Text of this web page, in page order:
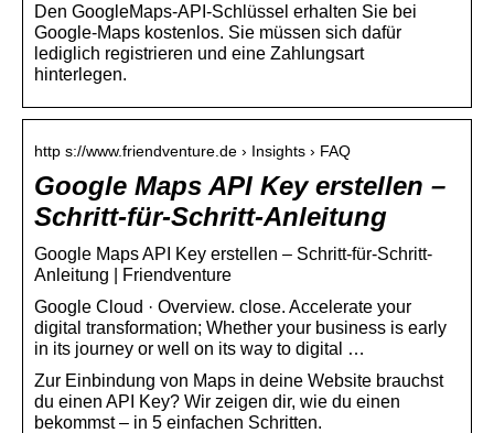
Den GoogleMaps-API-Schlüssel erhalten Sie bei
Google-Maps kostenlos. Sie müssen sich dafür
lediglich registrieren und eine Zahlungsart
hinterlegen.
http s://www.friendventure.de › Insights › FAQ
Google Maps API Key erstellen –
Schritt-für-Schritt-Anleitung
Google Maps API Key erstellen – Schritt-für-Schritt-
Anleitung | Friendventure
Google Cloud · Overview. close. Accelerate your
digital transformation; Whether your business is early
in its journey or well on its way to digital …
Zur Einbindung von Maps in deine Website brauchst
du einen API Key? Wir zeigen dir, wie du einen
bekommst – in 5 einfachen Schritten.